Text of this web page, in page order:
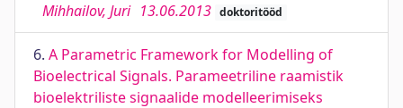
Mihhailov, Juri 13.06.2013 doktoritööd
6. A Parametric Framework for Modelling of
Bioelectrical Signals. Parameetriline raamistik
bioelektriliste signaalide modelleerimiseks